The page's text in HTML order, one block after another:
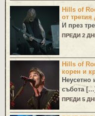
Hills of
от третия
И през
ПРЕДИ 2
Hills of
корен и
Неусетно
събота […]
ПРЕДИ 5